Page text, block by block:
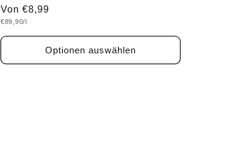
Normaler
Preis
Von €8,99
Grundpreis
€89,90/l
Optionen auswählen